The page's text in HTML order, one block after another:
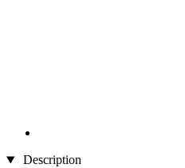
Description